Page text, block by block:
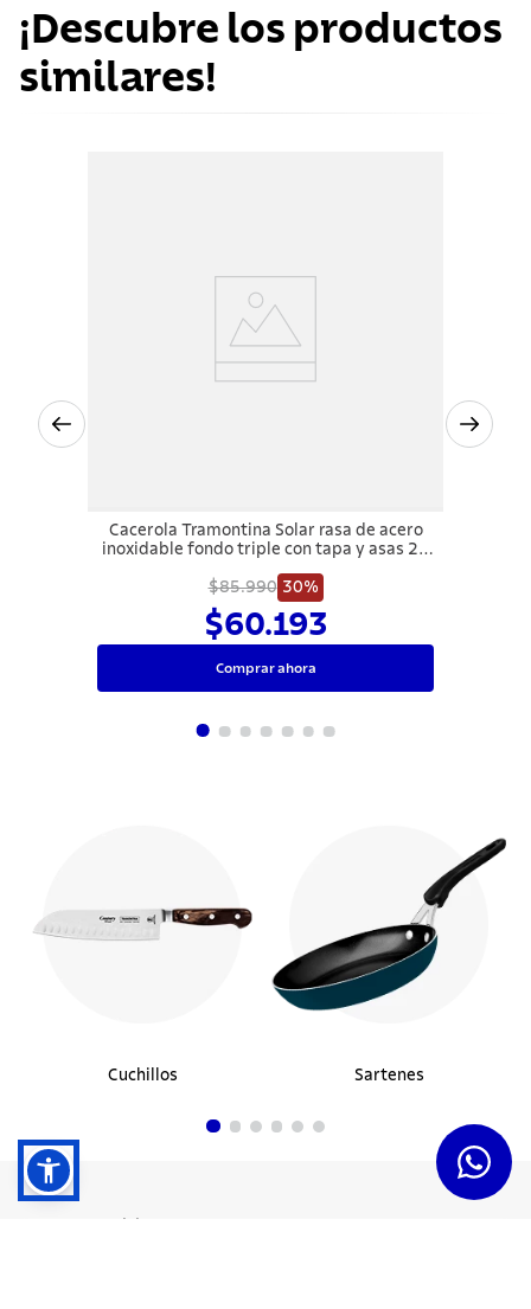
¡Descubre los productos
similares!
Cacerola Tramontina Solar rasa de acero
inoxidable fondo triple con tapa y asas 20
$85.990 30%
$60.193
Comprar ahora
Cuchillos Sartenes